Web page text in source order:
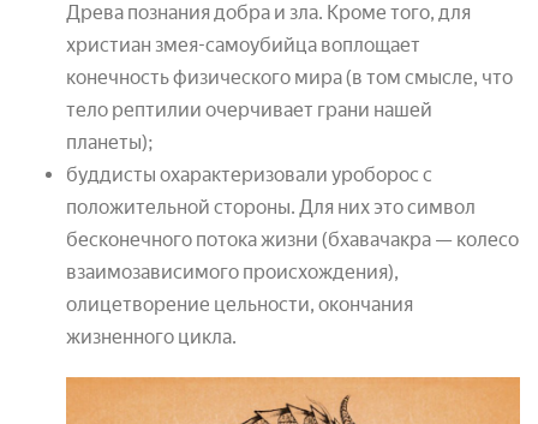
Древа познания добра и зла. Кроме того, для
христиан змея-самоубийца воплощает
конечность физического мира (в том смысле, что
тело рептилии очерчивает грани нашей
планеты);
буддисты охарактеризовали уроборос с
положительной стороны. Для них это символ
бесконечного потока жизни (бхавачакра — колесо
взаимозависимого происхождения),
олицетворение цельности, окончания
жизненного цикла.